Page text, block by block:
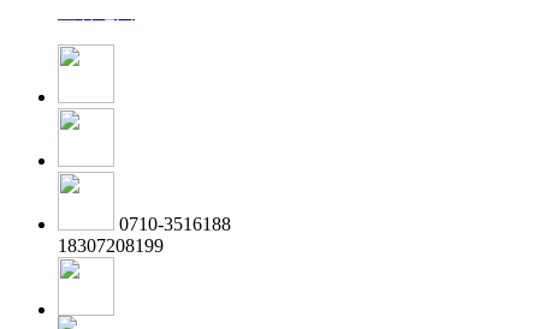
0710-3516188
18307208199